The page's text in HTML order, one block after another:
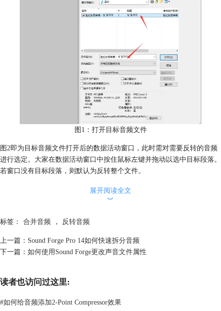
图1：打开目标音频文件
图2即为目标音频文件打开后的数据活动窗口，此时需对需要反转的音频
进行选定。大家在数据活动窗口中按住鼠标左键并拖动以选中目标段落。
若窗口没有目标段落，则默认为反转整个文件。
图2：在数据活动窗口中选择目标段落
图3箭头所示。选择该命令后，即可实现音频反转效果。
展开阅读全文
︾
标签： 合并音频 ， 反转音频
上一篇： Sound Forge Pro 14如何快速拆分音频
下一篇： 如何使用Sound Forge更改声音文件属性
读者也访问过这里:
#如何给音频添加2-Point Compressor效果